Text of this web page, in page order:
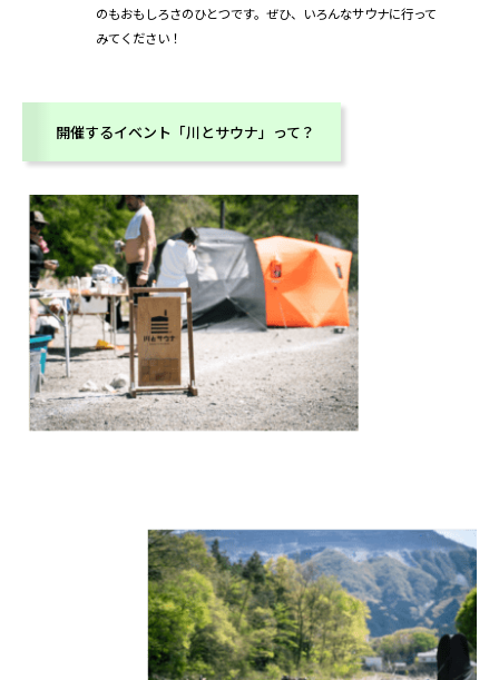
のもおもしろさのひとつです。ぜひ、いろんなサウナに行って
みてください！
開催するイベント「川とサウナ」って？